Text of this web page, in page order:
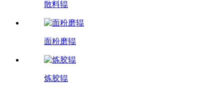
散料辊
面粉磨辊
炼胶辊